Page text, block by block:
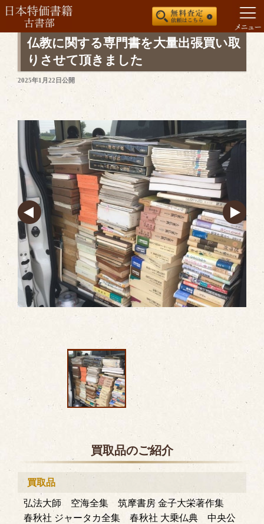
プ
仏教に関する専門書を大量出張買い取
りさせて頂きました
投
稿
日:
2025年1月22日公開
買取品のご紹介
買取品
弘法大師 空海全集 筑摩書房 金子大栄著作集
春秋社 ジャータカ全集 春秋社 大乗仏典 中央公